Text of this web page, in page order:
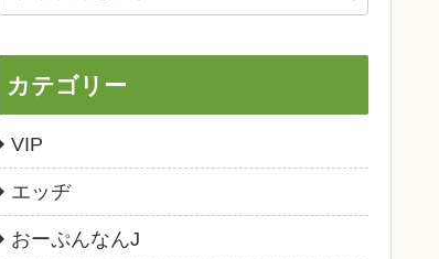
カテゴリー
VIP
エッヂ
おーぷんなんJ